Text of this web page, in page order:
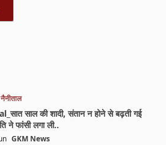
नैनीताल
साल की शादी, संतान न होने से बढ़ती गई
ने फांसी लगा ली..
GKM News